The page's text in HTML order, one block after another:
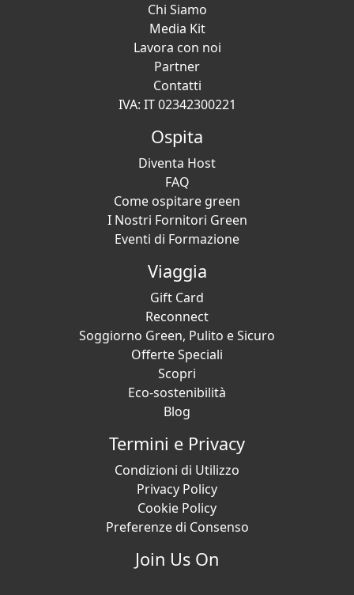
Chi Siamo
Media Kit
Lavora con noi
Partner
Contatti
IVA: IT 02342300221
Ospita
Diventa Host
FAQ
Come ospitare green
I Nostri Fornitori Green
Eventi di Formazione
Viaggia
Gift Card
Reconnect
Soggiorno Green, Pulito e Sicuro
Offerte Speciali
Scopri
Eco-sostenibilità
Blog
Termini e Privacy
Condizioni di Utilizzo
Privacy Policy
Cookie Policy
Preferenze di Consenso
Join Us On